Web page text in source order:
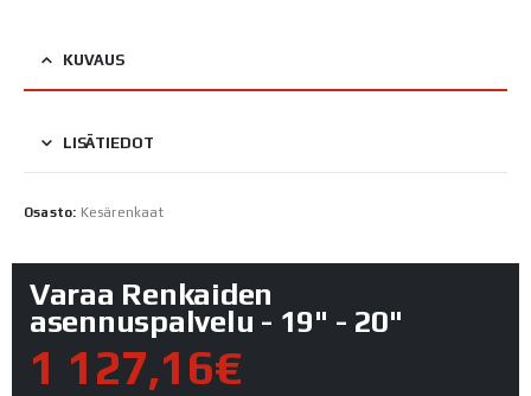
KUVAUS
LISÄTIEDOT
Osasto: Kesärenkaat
Varaa Renkaiden
asennuspalvelu - 19" - 20"
1 127,16€